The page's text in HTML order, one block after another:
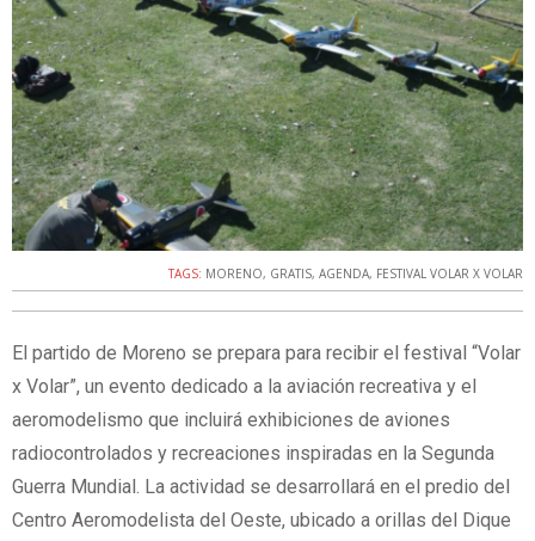
TAGS: MORENO, GRATIS, AGENDA, FESTIVAL VOLAR X VOLAR
El partido de Moreno se prepara para recibir el festival “Volar
x Volar”, un evento dedicado a la aviación recreativa y el
aeromodelismo que incluirá exhibiciones de aviones
radiocontrolados y recreaciones inspiradas en la Segunda
Guerra Mundial. La actividad se desarrollará en el predio del
Centro Aeromodelista del Oeste, ubicado a orillas del Dique